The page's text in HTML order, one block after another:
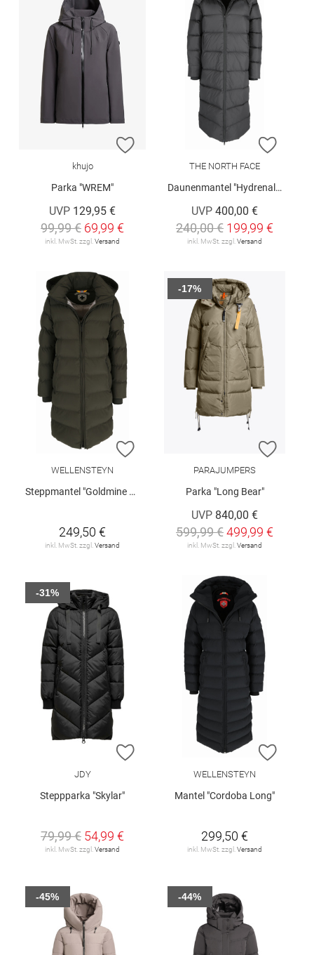
ZUR WUNSCHLISTE HINZUFÜGEN
khujo
Parka "WREM"
UVP 129,95 €
99,99 € 69,99 €
inkl. MwSt. zzgl. Versand
ZUR
THE NORTH FACE
Daunenmantel "Hydrenalite City"
UVP 400,00 €
240,00 € 199,99 €
inkl. MwSt. zzgl. Versand
ZUR WUNSCHLISTE HINZUFÜGEN
WELLENSTEYN
Steppmantel "Goldmine Long"
249,50 €
inkl. MwSt. zzgl. Versand
ZUR
PARAJUMPERS
Parka "Long Bear"
UVP 840,00 €
599,99 €499,99 €
inkl. MwSt. zzgl. Versand
-17%
ZUR WUNSCHLISTE HINZUFÜGEN
JDY
Steppparka "Skylar"
79,99 € 54,99 €
inkl. MwSt. zzgl. Versand
-31%
ZUR
WELLENSTEYN
Mantel "Cordoba Long"
299,50 €
inkl. MwSt. zzgl. Versand
-45% -44%